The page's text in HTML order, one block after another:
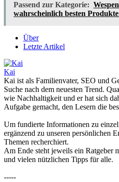
Passend zur Kategorie:
wahrscheinlich besten
Über
Letzte Artikel
Kai
Kai ist als Familienvater, SEO und
Suche nach dem neuesten Trend.
wie Nachhaltigkeit und er hat sich
Aufgabe gemacht, den Lesern die
Um fundierte Informationen zu
ergänzend zu unseren persönlichen
Themen recherchiert.
Am Ende steht jeweils ein Ratgeber
und vielen nützlichen Tipps für alle.
-----